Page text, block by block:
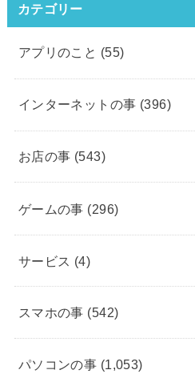
カテゴリー
アプリのこと (55)
インターネットの事 (396)
お店の事 (543)
ゲームの事 (296)
サービス (4)
スマホの事 (542)
パソコンの事 (1,053)